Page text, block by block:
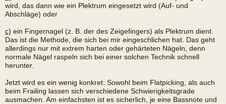
wird, das dann wie ein Plektrum eingesetzt wird (Auf- und
Abschläge) oder
c) ein Fingernagel (z. B. der des Zeigefingers) als Plektrum dient.
Das ist die Methode, die sich bei mir eingeschlichen hat. Das geht
allerdings nur mit extrem harten oder gehärteten Nägeln, denn
normale Nägel raspeln sich bei einer solchen Technik schnell
herunter.
Jetzt wird es ein wenig konkret: Sowohl beim Flatpicking, als auch
beim Frailing lassen sich verschiedene Schwierigkeitsgrade
ausmachen. Am einfachsten ist es sicherlich, je eine Bassnote und